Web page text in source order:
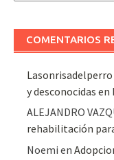
COMENTARIOS
Lasonrisadelperro
y desconocidas
ALEJANDRO
rehabilitación
Noemi en